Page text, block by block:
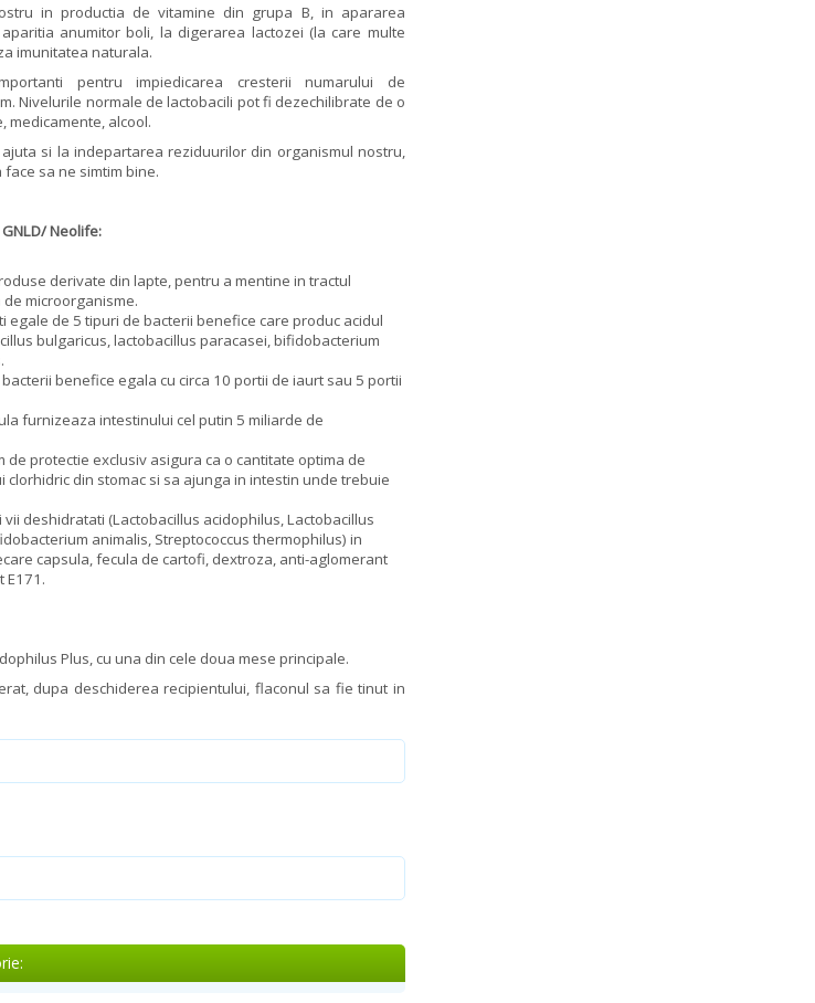
in productia de vitamine din grupa B, in apararea
anumitor boli, la digerarea lactozei (la care multe
imunitatea naturala.
pentru impiedicarea cresterii numarului de
Nivelurile normale de lactobacili pot fi dezechilibrate de o
medicamente, alcool.
si la indepartarea reziduurilor din organismul nostru,
sa ne simtim bine.
Neolife:
derivate din lapte, pentru a mentine in tractul
microorganisme.
egale de 5 tipuri de bacterii benefice care produc acidul
bulgaricus, lactobacillus paracasei, bifidobacterium
benefice egala cu circa 10 portii de iaurt sau 5 portii
furnizeaza intestinului cel putin 5 miliarde de
de protectie exclusiv asigura ca o cantitate optima de
din stomac si sa ajunga in intestin unde trebuie
deshidratati (Lactobacillus acidophilus, Lactobacillus
animalis, Streptococcus thermophilus) in
capsula, fecula de cartofi, dextroza, anti-aglomerant
E171.
Plus, cu una din cele doua mese principale.
dupa deschiderea recipientului, flaconul sa fie tinut in